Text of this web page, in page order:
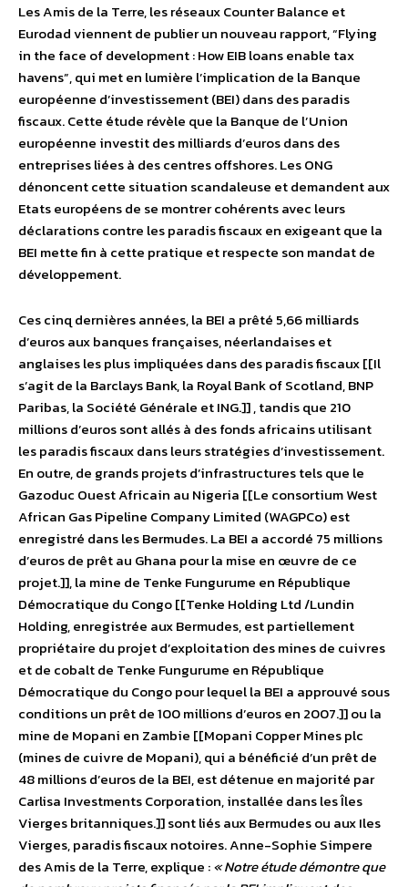
Les Amis de la Terre, les réseaux Counter Balance et
Eurodad viennent de publier un nouveau rapport, “Flying
in the face of development : How EIB loans enable tax
havens”, qui met en lumière l’implication de la Banque
européenne d’investissement (BEI) dans des paradis
fiscaux. Cette étude révèle que la Banque de l’Union
européenne investit des milliards d’euros dans des
entreprises liées à des centres offshores. Les ONG
dénoncent cette situation scandaleuse et demandent aux
Etats européens de se montrer cohérents avec leurs
déclarations contre les paradis fiscaux en exigeant que la
BEI mette fin à cette pratique et respecte son mandat de
développement.
Ces cinq dernières années, la BEI a prêté 5,66 milliards
d’euros aux banques françaises, néerlandaises et
anglaises les plus impliquées dans des paradis fiscaux [[Il
s’agit de la Barclays Bank, la Royal Bank of Scotland, BNP
Paribas, la Société Générale et ING.]] , tandis que 210
millions d’euros sont allés à des fonds africains utilisant
les paradis fiscaux dans leurs stratégies d’investissement.
En outre, de grands projets d’infrastructures tels que le
Gazoduc Ouest Africain au Nigeria [[Le consortium West
African Gas Pipeline Company Limited (WAGPCo) est
enregistré dans les Bermudes. La BEI a accordé 75 millions
d’euros de prêt au Ghana pour la mise en œuvre de ce
projet.]], la mine de Tenke Fungurume en République
Démocratique du Congo [[Tenke Holding Ltd /Lundin
Holding, enregistrée aux Bermudes, est partiellement
propriétaire du projet d’exploitation des mines de cuivres
et de cobalt de Tenke Fungurume en République
Démocratique du Congo pour lequel la BEI a approuvé sous
conditions un prêt de 100 millions d’euros en 2007.]] ou la
mine de Mopani en Zambie [[Mopani Copper Mines plc
(mines de cuivre de Mopani), qui a bénéficié d’un prêt de
48 millions d’euros de la BEI, est détenue en majorité par
Carlisa Investments Corporation, installée dans les Îles
Vierges britanniques.]] sont liés aux Bermudes ou aux Iles
Vierges, paradis fiscaux notoires. Anne-Sophie Simpere
des Amis de la Terre, explique :« Notre étude démontre que